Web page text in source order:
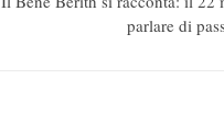
parlare di